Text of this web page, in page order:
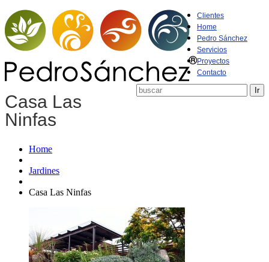
Clientes
Home
Pedro Sánchez
Servicios
Proyectos
Contacto
Casa Las
Ninfas
Home
Jardines
Casa Las Ninfas